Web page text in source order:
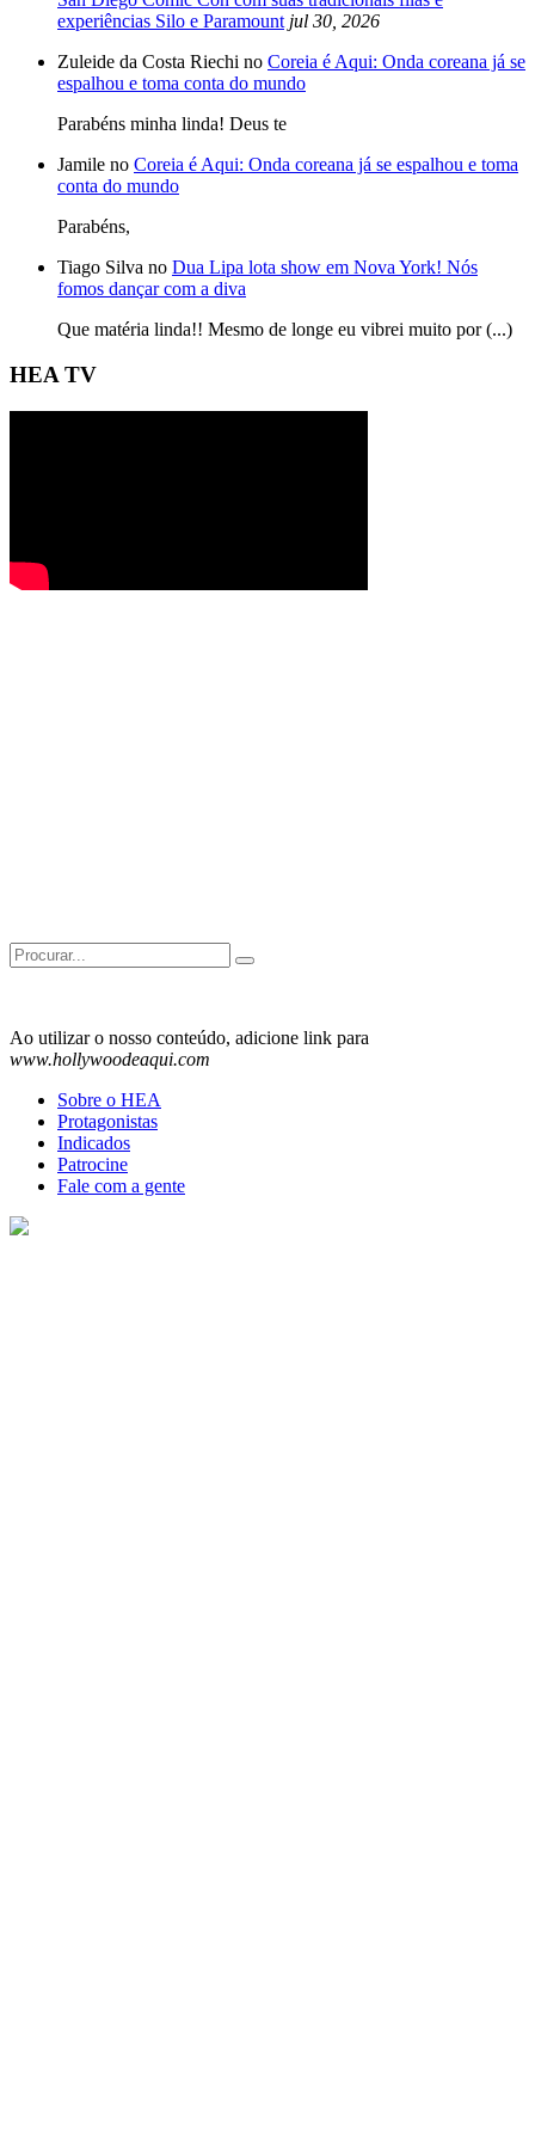
experiências Silo e Paramount jul 30, 2026
Zuleide da Costa Riechi no Coreia é Aqui: Onda coreana já se
espalhou e toma conta do mundo
Parabéns minha linda! Deus te
Jamile no Coreia é Aqui: Onda coreana já se espalhou e toma
conta do mundo
Parabéns,
Tiago Silva no Dua Lipa lota show em Nova York! Nós
fomos dançar com a diva
Que matéria linda!! Mesmo de longe eu vibrei muito por (...)
HEA TV
Search
for:
Ao utilizar o nosso conteúdo, adicione link para
www.hollywoodeaqui.com
Sobre o HEA
Protagonistas
Indicados
Patrocine
Fale com a gente